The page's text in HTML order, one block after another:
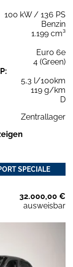
100 kW / 136 PS
Benzin
1.199 cm³
Euro 6e
4 (Green)
5,3 l/100km
119 g/km
D
Zentrallager
SPECIALE
32.000,00 €
ausweisbar